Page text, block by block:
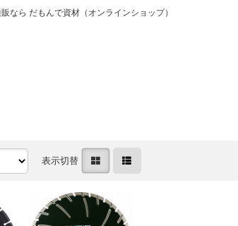
なら だもんで資材（オンラインショップ）
表示切替